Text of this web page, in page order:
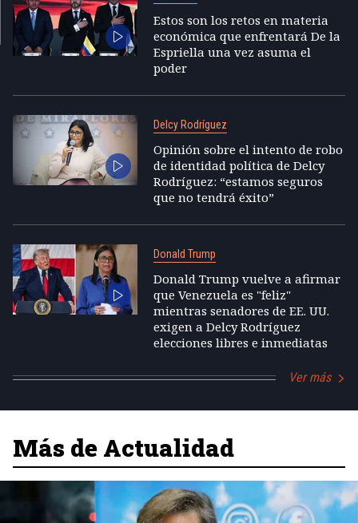
Estos son los retos en materia
económica que enfrentará De la
Espriella una vez asuma el
poder
Delcy Rodríguez
Opinión sobre el intento de robo
de identidad política de Delcy
Rodríguez: “estamos seguros
que no tendrá éxito”
Donald Trump
Donald Trump vuelve a afirmar
que Venezuela es "feliz"
mientras senadores de EE. UU.
exigen a Delcy Rodríguez
elecciones libres e inmediatas
Ver más
Más de Actualidad